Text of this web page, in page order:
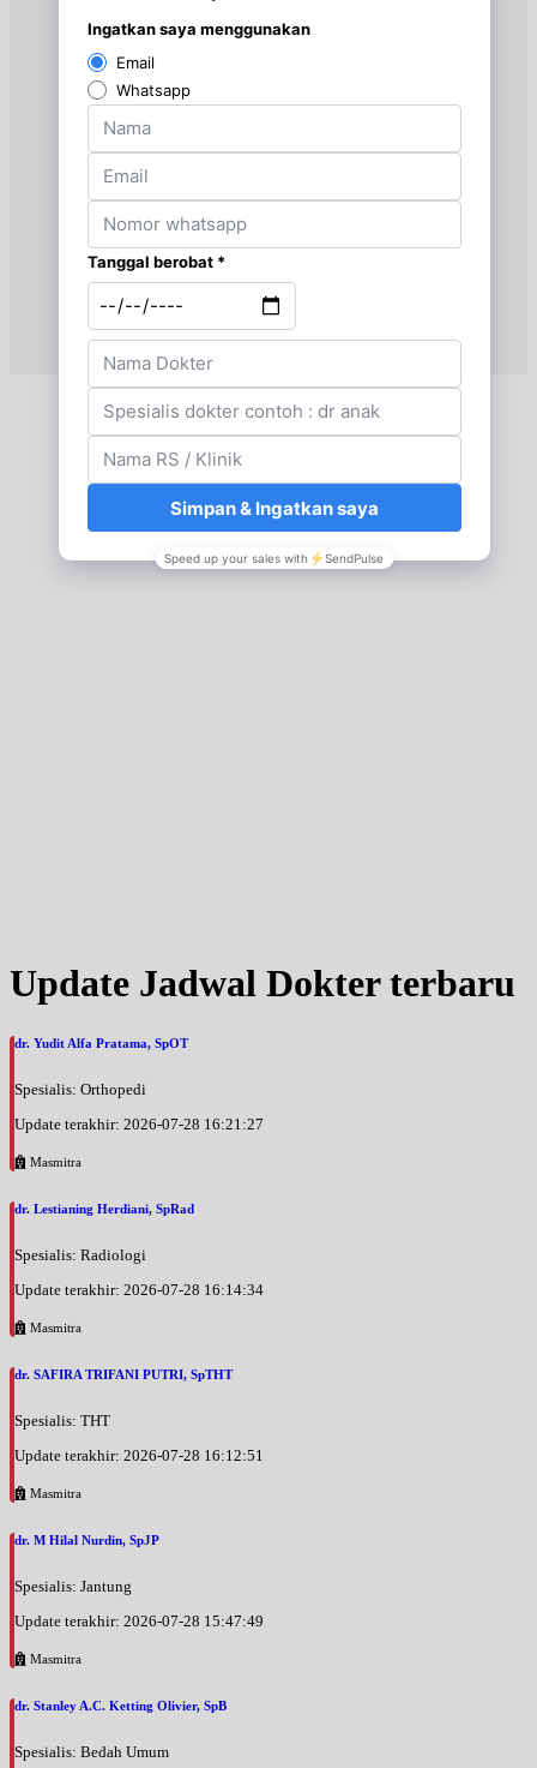
Update Jadwal Dokter terbaru
dr. Yudit Alfa Pratama, SpOT
Spesialis: Orthopedi
Update terakhir: 2026-07-28 16:21:27
Masmitra
dr. Lestianing Herdiani, SpRad
Spesialis: Radiologi
Update terakhir: 2026-07-28 16:14:34
Masmitra
dr. SAFIRA TRIFANI PUTRI, SpTHT
Spesialis: THT
Update terakhir: 2026-07-28 16:12:51
Masmitra
dr. M Hilal Nurdin, SpJP
Spesialis: Jantung
Update terakhir: 2026-07-28 15:47:49
Masmitra
dr. Stanley A.C. Ketting Olivier, SpB
Spesialis: Bedah Umum